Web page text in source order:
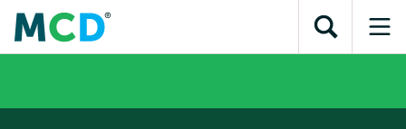
inhoud
Direct naar
subnavigatieToon
zoekveld